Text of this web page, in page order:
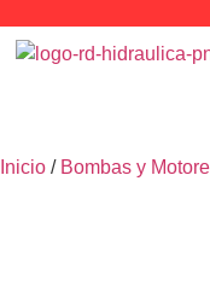
Inicio / Bombas y